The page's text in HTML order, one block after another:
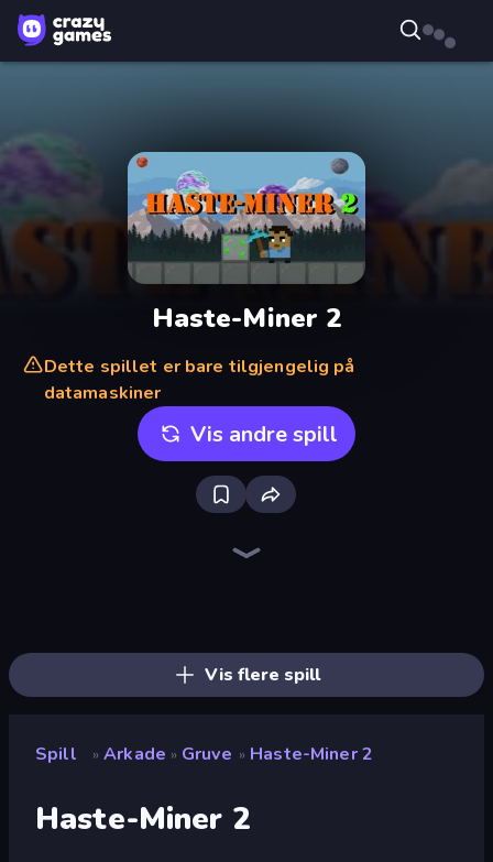
Haste-Miner 2
Dette spillet er bare tilgjengelig på
datamaskiner
Vis andre spill
Vis flere spill
Spill » Arkade » Gruve » Haste-Miner 2
Haste-Miner 2